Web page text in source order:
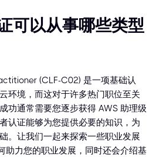
可以从事哪些类型
(CLF-C02) 是一项基础认
环境，而这对于许多热门职位至关
功通常需要您逐步获得 AWS 助理级
认证能够为您提供必要的知识，为
。让我们一起来探索一些职业发展
助力您的职业发展，同时还会介绍基